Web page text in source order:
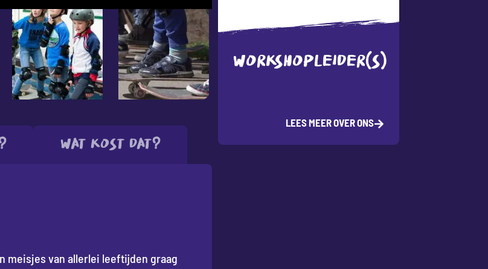
Wat kost dat?
meisjes van allerlei leeftijden graag
WORKSHOPLEIDER(S)
LEES MEER OVER ONS